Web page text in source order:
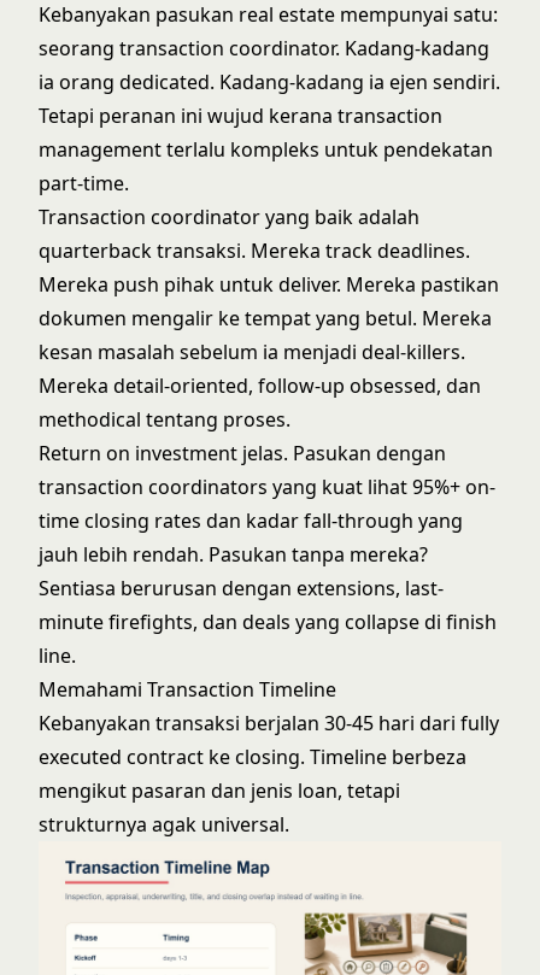
Kebanyakan pasukan real estate mempunyai satu:
seorang transaction coordinator. Kadang-kadang
ia orang dedicated. Kadang-kadang ia ejen sendiri.
Tetapi peranan ini wujud kerana transaction
management terlalu kompleks untuk pendekatan
part-time.
Transaction coordinator yang baik adalah
quarterback transaksi. Mereka track deadlines.
Mereka push pihak untuk deliver. Mereka pastikan
dokumen mengalir ke tempat yang betul. Mereka
kesan masalah sebelum ia menjadi deal-killers.
Mereka detail-oriented, follow-up obsessed, dan
methodical tentang proses.
Return on investment jelas. Pasukan dengan
transaction coordinators yang kuat lihat 95%+ on-
time closing rates dan kadar fall-through yang
jauh lebih rendah. Pasukan tanpa mereka?
Sentiasa berurusan dengan extensions, last-
minute firefights, dan deals yang collapse di finish
line.
Memahami Transaction Timeline
Kebanyakan transaksi berjalan 30-45 hari dari fully
executed contract ke closing. Timeline berbeza
mengikut pasaran dan jenis loan, tetapi
strukturnya agak universal.